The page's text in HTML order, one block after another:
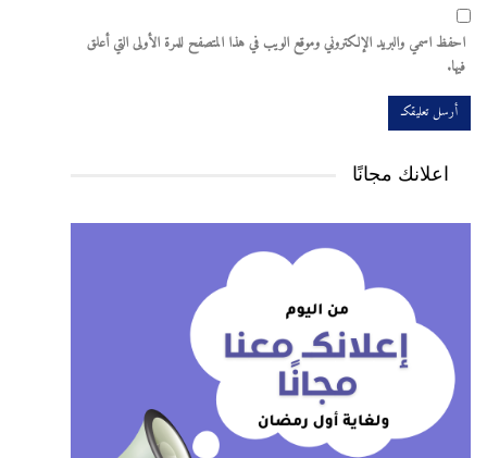
احفظ اسمي والبريد الإلكتروني وموقع الويب في هذا المتصفح للمرة الأولى التي أعلق
فيها.
اعلانك مجانًا